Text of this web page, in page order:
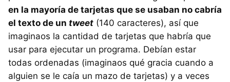
en la mayoría de tarjetas que se usaban no cabría
el texto de un tweet (140 caracteres), así que
imaginaos la cantidad de tarjetas que habría que
usar para ejecutar un programa. Debían estar
todas ordenadas (imaginaos qué gracia cuando a
alguien se le caía un mazo de tarjetas) y a veces